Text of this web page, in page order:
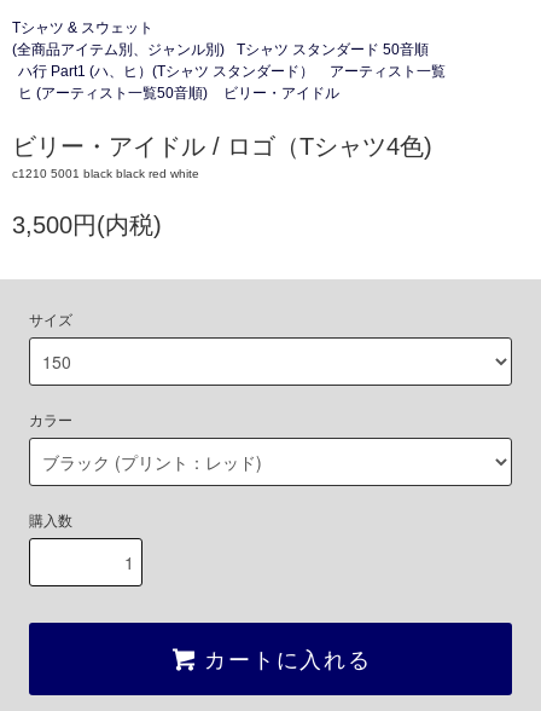
Tシャツ & スウェット
(全商品アイテム別、ジャンル別)
Tシャツ スタンダード 50音順
ハ行 Part1 (ハ、ヒ）(Tシャツ スタンダード）
アーティスト一覧
ヒ (アーティスト一覧50音順)
ビリー・アイドル
ビリー・アイドル / ロゴ（Tシャツ4色)
c1210 5001 black black red white
3,500円(内税)
サイズ
カラー
購入数
カートに入れる